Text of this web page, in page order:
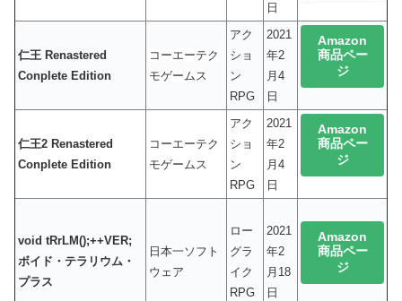
日
仁王 Renastered
Conplete Edition
コーエーテク
モゲームス
アク
ショ
ン
RPG
2021
年2
月4
日
Amazon
商品ペー
ジ
仁王2 Renastered
Conplete Edition
コーエーテク
モゲームス
アク
ショ
ン
RPG
2021
年2
月4
日
Amazon
商品ペー
ジ
void tRrLM();++VER;
ボイド・テラリウム・
プラス
日本一ソフト
ウェア
ロー
グラ
イク
RPG
2021
年2
月18
日
Amazon
商品ペー
ジ